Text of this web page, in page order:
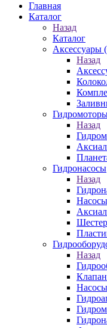
Главная
Каталог
Назад
Каталог
Аксессуары
Назад
Назад
Гидронасосы
Назад
Назад